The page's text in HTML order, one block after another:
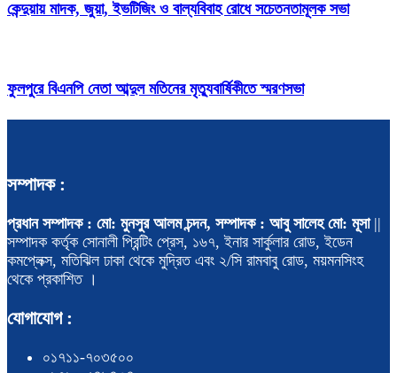
কেন্দুয়ায় মাদক, জুয়া, ইভটিজিং ও বাল্যবিবাহ রোধে সচেতনতামূলক সভা
ফুলপুরে বিএনপি নেতা আব্দুল মতিনের মৃত্যুবার্ষিকীতে স্মরণসভা
সম্পাদক :
প্রধান সম্পাদক : মো: মুনসুর আলম চন্দন, সম্পাদক : আবু সালেহ মো: মূসা||
সম্পাদক কর্তৃক সোনালী প্রিন্টিং প্রেস, ১৬৭, ইনার সার্কুলার রোড, ইডেন
কমপ্লেক্স, মতিঝিল ঢাকা থেকে মুদ্রিত এবং ২/সি রামবাবু রোড, ময়মনসিংহ
থেকে প্রকাশিত ।
যোগাযোগ :
০১৭১১-৭০৩৫০০